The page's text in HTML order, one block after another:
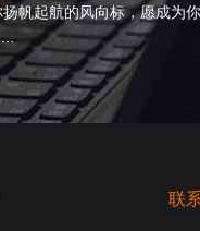
帆起航的风向标，愿成为你
联